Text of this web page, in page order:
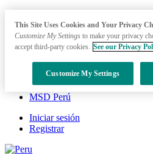
MSD Perú
Iniciar sesión
Registrar
This Site Uses Cookies and Your Privacy
Customize My Settings to make your privacy
accept third-party cookies. See our Privacy
Customize My Settings